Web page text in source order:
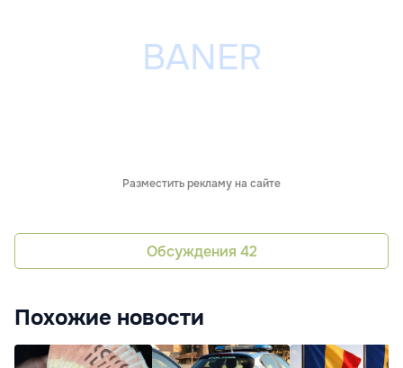
Разместить рекламу на сайте
Обсуждения 42
Похожие новости